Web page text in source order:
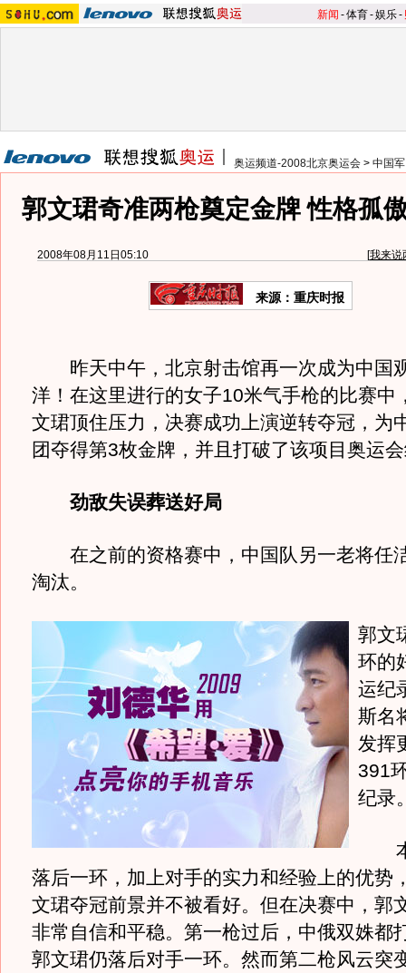
新闻 -体育-娱乐-
奥运频道-2008北京奥运会 > 中国
郭文珺奇准两枪奠定金牌 性格孤
2008年08月11日05:10 [我来说
来源：重庆时报
昨天中午，北京射击馆再一次成为中国
洋！在这里进行的女子10米气手枪的比赛中
文珺顶住压力，决赛成功上演逆转夺冠，为
团夺得第3枚金牌，并且打破了该项目奥运
劲敌失误葬送好局
在之前的资格赛中，中国队另一老将任
淘汰。
郭文
环的
运纪
斯名
发挥
391
纪录
本
落后一环，加上对手的实力和经验上的优势
文珺夺冠前景并不被看好。但在决赛中，郭
非常自信和平稳。第一枪过后，中俄双姝都
郭文珺仍落后对手一环。然而第二枪风云突